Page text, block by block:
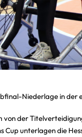
Niederlage in der
von der
Cup unterlagen die